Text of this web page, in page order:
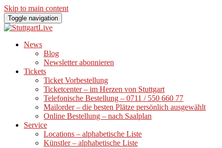
Skip to main content
Toggle navigation
News
Blog
Newsletter abonnieren
Tickets
Ticket Vorbestellung
Ticketcenter – im Herzen von Stuttgart
Telefonische Bestellung – 0711 / 550 660 77
Mailorder – die besten Plätze persönlich ausgewählt
Online Bestellung – nach Saalplan
Service
Locations – alphabetische Liste
Künstler – alphabetische Liste